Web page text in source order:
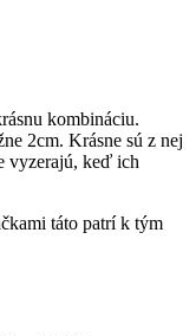
kombináciu.
2cm. Krásne sú z nej
vyzerajú, keď ich
táto patrí k tým